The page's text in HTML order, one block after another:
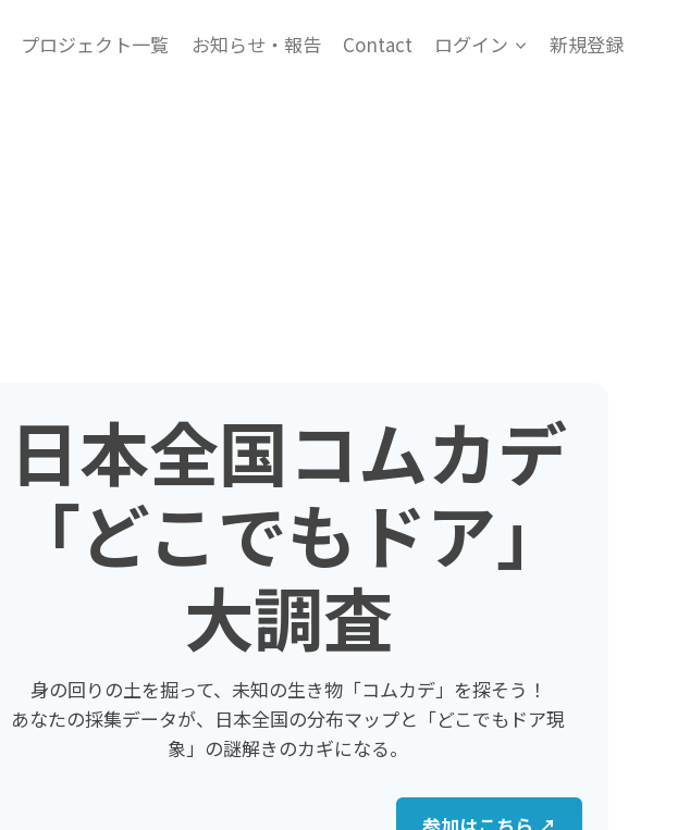
プロジェクト一覧 お知らせ・報告 Contact ログイン 新規登録
日本全国コムカデ
「どこでもドア」
大調査
身の回りの土を掘って、未知の生き物「コムカデ」を探そう！
あなたの採集データが、日本全国の分布マップと「どこでもドア現
象」の謎解きのカギになる。